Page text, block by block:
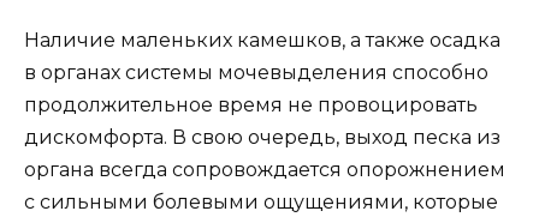
Наличие маленьких камешков, а также осадка
в органах системы мочевыделения способно
продолжительное время не провоцировать
дискомфорта. В свою очередь, выход песка из
органа всегда сопровождается опорожнением
с сильными болевыми ощущениями, которые